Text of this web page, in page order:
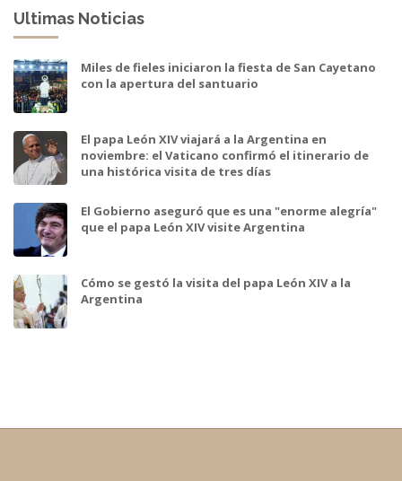
Ultimas Noticias
Miles de fieles iniciaron la fiesta de San Cayetano
con la apertura del santuario
El papa León XIV viajará a la Argentina en
noviembre: el Vaticano confirmó el itinerario de
una histórica visita de tres días
El Gobierno aseguró que es una "enorme alegría"
que el papa León XIV visite Argentina
Cómo se gestó la visita del papa León XIV a la
Argentina